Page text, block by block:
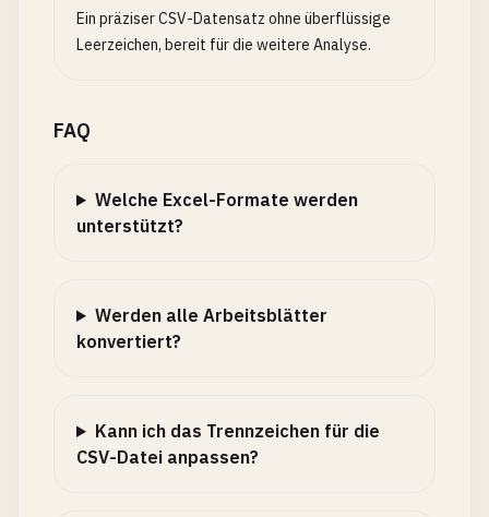
Ein präziser CSV-Datensatz ohne überflüssige
Leerzeichen, bereit für die weitere Analyse.
FAQ
Welche Excel-Formate werden
unterstützt?
Werden alle Arbeitsblätter
konvertiert?
Kann ich das Trennzeichen für die
CSV-Datei anpassen?